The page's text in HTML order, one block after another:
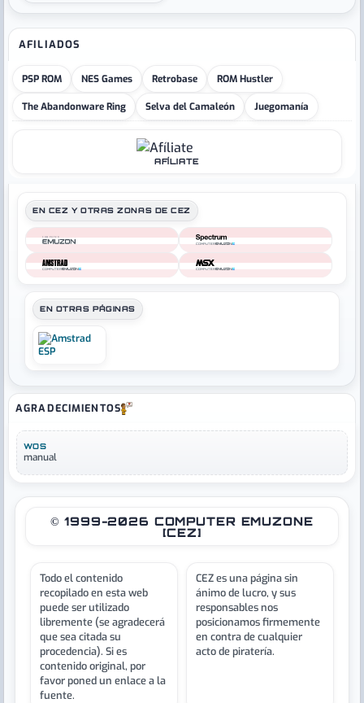
AFILIADOS
PSP ROM NES Games Retrobase ROM Hustler
The Abandonware Ring Selva del Camaleón Juegomanía
AFÍLIATE
EN CEZ Y OTRAS ZONAS DE CEZ
COMPUTER
COMPUTER COMPUTER
EN OTRAS PÁGINAS
AGRADECIMIENTOS
WOS
manual
© 1999-2026 COMPUTER EMUZONE
[CEZ]
Todo el contenido
recopilado en esta web
puede ser utilizado
libremente (se agradecerá
que sea citada su
procedencia). Si es
contenido original, por
favor poned un enlace a la
fuente.
CEZ es una página sin
ánimo de lucro, y sus
responsables nos
posicionamos firmemente
en contra de cualquier
acto de piratería.